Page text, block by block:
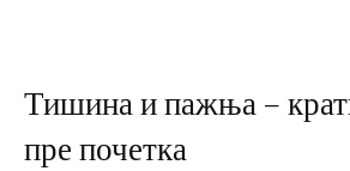
Тишина и пажња –
пре почетка